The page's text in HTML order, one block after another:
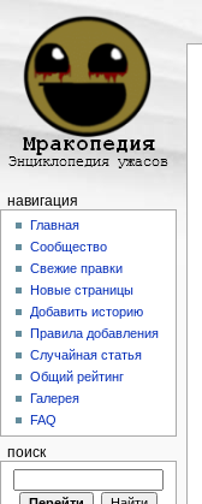
навигация
Главная
Сообщество
Свежие правки
Новые страницы
Добавить историю
Правила добавления
Случайная статья
Общий рейтинг
Галерея
FAQ
поиск